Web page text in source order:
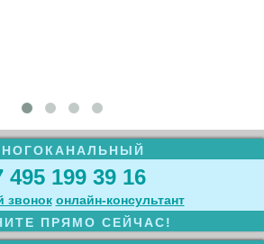
495 199 39 16
звонок онлайн‑консультант
ПРЯМО СЕЙЧАС!